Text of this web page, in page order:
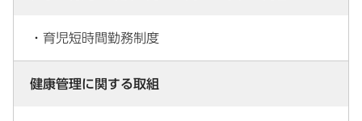
・育児短時間勤務制度
健康管理に関する取組